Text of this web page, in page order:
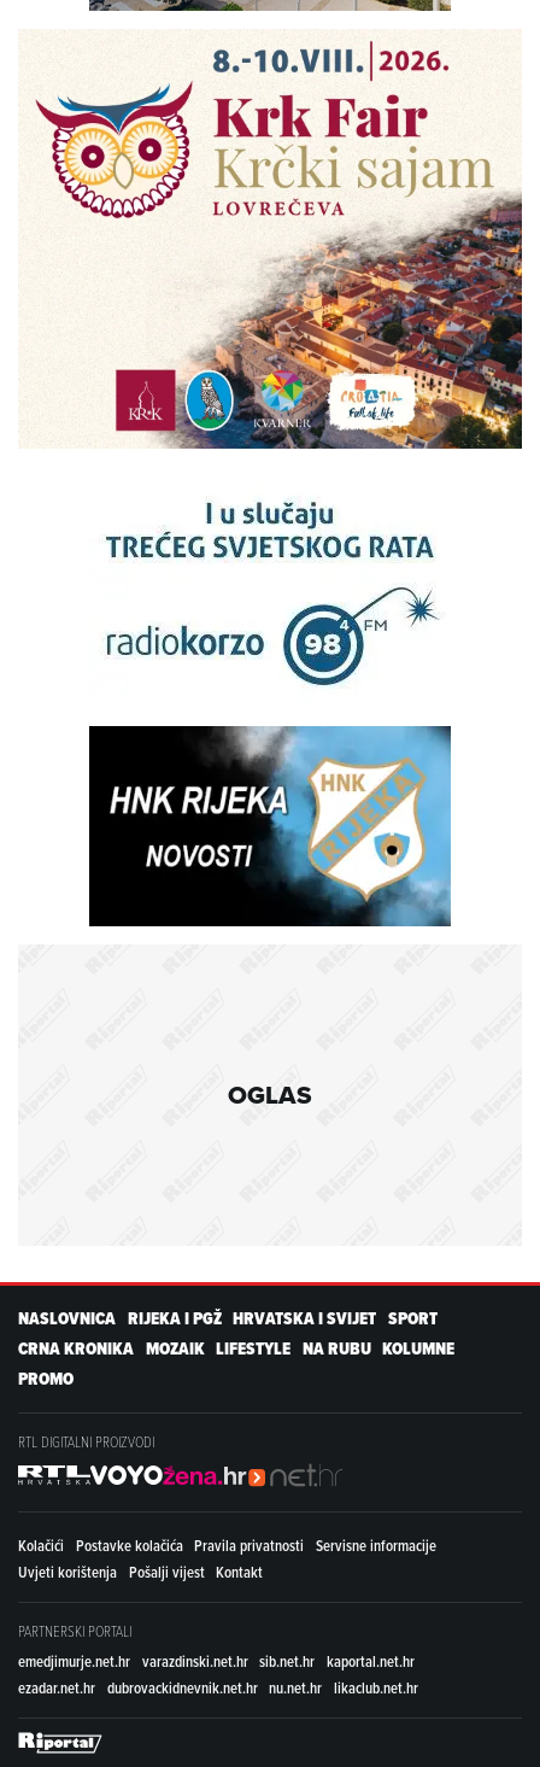
OGLAS
NASLOVNICA RIJEKA I PGŽ HRVATSKA I SVIJET SPORT
CRNA KRONIKA MOZAIK LIFESTYLE NA RUBU KOLUMNE
PROMO
RTL DIGITALNI PROIZVODI
Kolačići Postavke kolačića Pravila privatnosti
Servisne informacije
Uvjeti korištenja Pošalji vijest Kontakt
PARTNERSKI PORTALI
emedjimurje.net.hr varazdinski.net.hr sib.net.hr kaportal.net.hr
ezadar.net.hr dubrovackidnevnik.net.hr nu.net.hr likaclub.net.hr